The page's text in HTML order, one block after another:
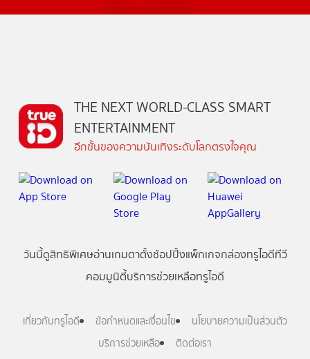
THE NEXT WORLD-CLASS SMART
ENTERTAINMENT
อีกขั้นของความบันเทิงระดับโลกตรงใจคุณ
วันนี้ดูสิทธิพิเศษอ่านเกมตาตั้งช้อปปิ้งแพ็กเกจกล่องทรูไอดีทีวี
คอมมูนิตี้บริการช่วยเหลือทรูไอดี
เกี่ยวกับทรูไอดี ข้อกำหนดและเงื่อนไข
นโยบายความเป็นส่วนตัว
บริการช่วยเหลือ
ติดต่อเรา